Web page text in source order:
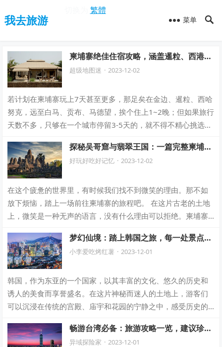
繁體
我去旅游 菜单
柬埔寨绝佳住宿攻略，涵盖暹粒、西港、
金边等网红热门地区
超级地图迷 · 2023-12-02
若计划在柬埔寨玩上7天甚至更多，那足矣在金边、暹粒、西哈
努克，远至白马、贡布、马德望，挨个住上1~2晚；但如果旅行
天数不多，只够在一个城市停留3-5天的，就不得不精心挑选，
探秘吴哥窟与翡翠王国：一篇完整柬埔寨
旅游攻略，助您畅游历史与美食之旅！
好玩好吃好记忆 · 2023-12-02
在这个疲惫的世界里，有时候我们找不到微笑的理由。那不如
放下烦恼，踏上一场前往柬埔寨的旅程吧。 在这片古老的土地
上，微笑是一种无声的语言，没有什么理由可以拒绝。柬埔寨
梦幻仙境：踏上韩国之旅，每一处景点如
诗如画，仿佛漫步梦幻世界！
小李爱吃烤红薯 · 2023-12-01
韩国，作为东亚的一个国家，以其丰富的文化、悠久的历史和
诱人的美食而享誉盛名。在这片神秘而迷人的土地上，游客们
可以沉浸在传统的宫殿、庙宇和花园的宁静之中，感受历史的
畅游台湾必备：旅游攻略一览，建议珍
藏，未来的旅程中总会派上用场！
异域探险家 · 2023-12-01